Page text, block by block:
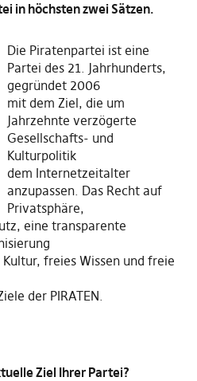
in höchsten zwei Sätzen.
Die Piratenpartei ist eine
Partei des 21. Jahrhunderts,
gegründet 2006
mit dem Ziel, die um
Jahrzehnte verzögerte
Gesellschafts- und
Kulturpolitik
dem Internetzeitalter
anzupassen. Das Recht auf
Privatsphäre,
eine transparente
freies Wissen und freie
der PIRATEN.
Ziel Ihrer Partei?